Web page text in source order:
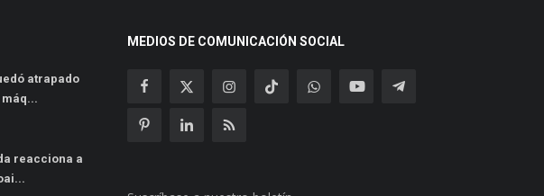
atrapado
reacciona a
MEDIOS DE COMUNICACIÓN SOCIAL